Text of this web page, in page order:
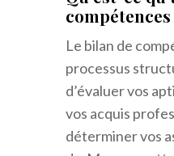
compétences
Le bilan de
processus
d’évaluer vos
vos acquis
déterminer vos